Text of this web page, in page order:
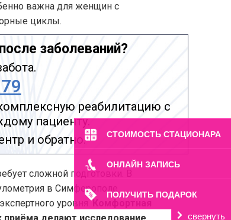
СТОИМОСТЬ СТАЦИОНАРА
ОНЛАЙН ЗАПИСЬ
ПОЛУЧИТЬ ПОДАРОК
свернуть
важна для женщин с
циклы.
заболеваний?
реабилитацию с
пациенту.
и обратно.
сложной подготовки. В
в Симферополе
уровня.Комфортная